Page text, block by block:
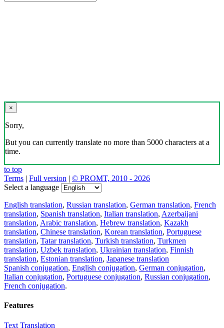
×
Sorry,
But you can currently translate no more than 5000 characters at a
time.
to top
Terms | Full version | © PROMT, 2010 - 2026
Select a language
English translation, Russian translation, German translation, French
translation, Spanish translation, Italian translation, Azerbaijani
translation, Arabic translation, Hebrew translation, Kazakh
translation, Chinese translation, Korean translation, Portuguese
translation, Tatar translation, Turkish translation, Turkmen
translation, Uzbek translation, Ukrainian translation, Finnish
translation, Estonian translation, Japanese translation
Spanish conjugation, English conjugation, German conjugation,
Italian conjugation, Portuguese conjugation, Russian conjugation,
French conjugation.
Features
Text Translation